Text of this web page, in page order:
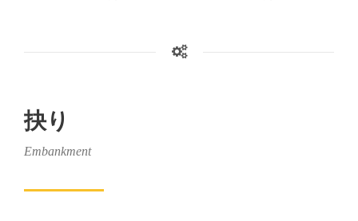
抉り
Embankment